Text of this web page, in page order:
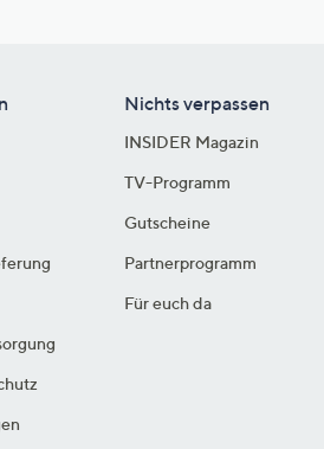
Nichts verpassen
INSIDER Magazin
TV-Programm
Gutscheine
Partnerprogramm
Für euch da